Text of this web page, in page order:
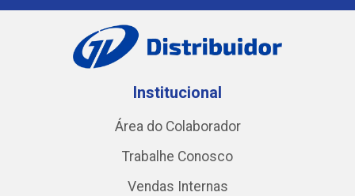
Institucional
Área do Colaborador
Trabalhe Conosco
Vendas Internas